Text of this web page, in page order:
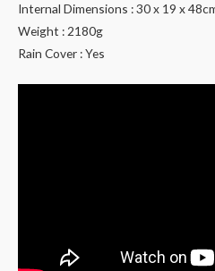
Internal Dimensions : 30 x 19 x
Weight : 2180g
Rain Cover : Yes